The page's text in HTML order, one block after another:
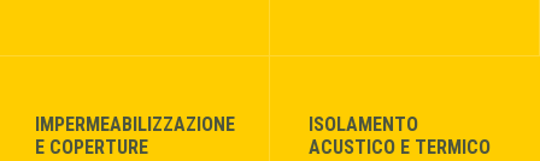
IMPERMEABILIZZAZIONE
E COPERTURE
ISOLAMENTO
ACUSTICO E TERMICO